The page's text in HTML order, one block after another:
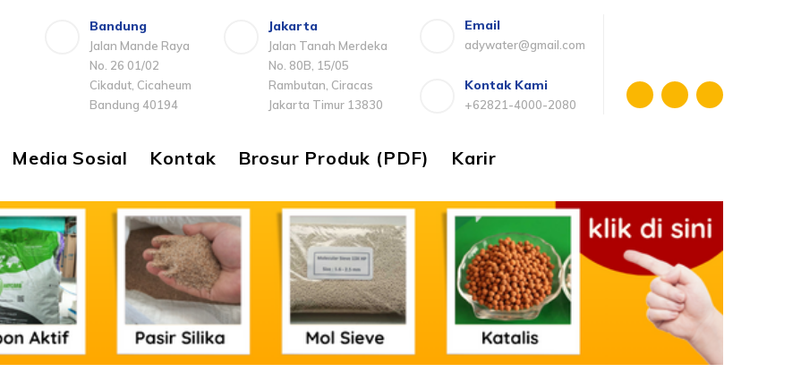
Bandung
Jalan Mande Raya
No. 26 01/02
Cikadut, Cicaheum
Bandung 40194
Jakarta
Jalan Tanah Merdeka
No. 80B, 15/05
Rambutan, Ciracas
Jakarta Timur 13830
Email
adywater@gmail.com
Kontak Kami
+62821-4000-2080
Media Sosial Kontak Brosur Produk (PDF) Karir